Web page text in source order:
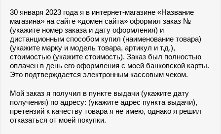
30 января 2023 года я в интернет-магазине «Название
магазина» на сайте «домен сайта» оформил заказ №
(укажите номер заказа и дату оформления) и
дистанционным способом купил (наименование товара)
(укажите марку и модель товара, артикул и т.д.),
стоимостью (укажите стоимость). Заказ был полностью
оплачен в день его оформления с моей банковской карты.
Это подтверждается электронным кассовым чеком.
Мой заказ я получил в пункте выдачи (укажите дату
получения) по адресу: (укажите адрес пункта выдачи),
претензий к качеству товара я не имею, однако я решил
отказаться от моей покупки.